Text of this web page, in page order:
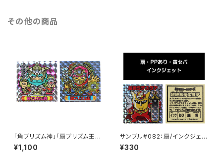
その他の商品
「角プリズム神」「扇プリズム王」
2枚セット
¥1,100
サンプル#082：扇/インクジェッ
ト/黄セパ
¥330